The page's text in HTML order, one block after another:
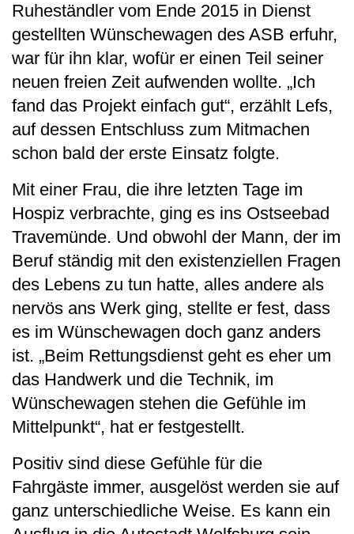
Ruheständler vom Ende 2015 in Dienst
gestellten Wünschewagen des ASB erfuhr,
war für ihn klar, wofür er einen Teil seiner
neuen freien Zeit aufwenden wollte. „Ich
fand das Projekt einfach gut“, erzählt Lefs,
auf dessen Entschluss zum Mitmachen
schon bald der erste Einsatz folgte.
Mit einer Frau, die ihre letzten Tage im
Hospiz verbrachte, ging es ins Ostseebad
Travemünde. Und obwohl der Mann, der im
Beruf ständig mit den existenziellen Fragen
des Lebens zu tun hatte, alles andere als
nervös ans Werk ging, stellte er fest, dass
es im Wünschewagen doch ganz anders
ist. „Beim Rettungsdienst geht es eher um
das Handwerk und die Technik, im
Wünschewagen stehen die Gefühle im
Mittelpunkt“, hat er festgestellt.
Positiv sind diese Gefühle für die
Fahrgäste immer, ausgelöst werden sie auf
ganz unterschiedliche Weise. Es kann ein